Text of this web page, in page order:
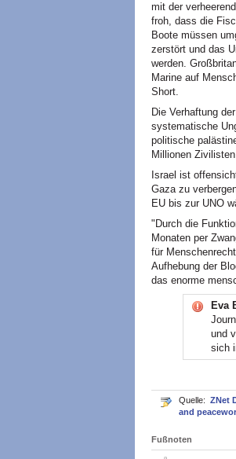
mit der
froh, dass die
Boote müssen
zerstört und das
werden.
Marine auf
Short.
Die Verhaftung
systematische
politische
Millionen
Israel ist
Gaza zu
EU bis zur UNO
"Durch die
Monaten per
für
Aufhebung der
das enorme
Eva
und
sich
Quelle: ZNet
and
Fußnoten